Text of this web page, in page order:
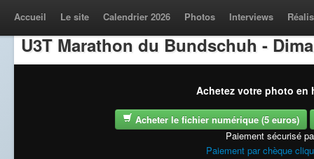
Accueil Le site Calendrier 2026 Photos Interviews
U3T Marathon du Bundschuh -
Achetez votre photo en
Acheter le fichier numérique (5 euros)
Paiement sécurisé
Paiement par chèque